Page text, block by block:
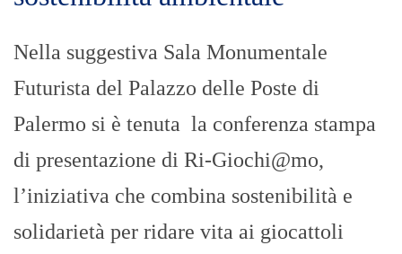
Nella suggestiva Sala Monumentale
Futurista del Palazzo delle Poste di
Palermo si è tenuta la conferenza stampa
di presentazione di Ri-Giochi@mo,
l’iniziativa che combina sostenibilità e
solidarietà per ridare vita ai giocattoli